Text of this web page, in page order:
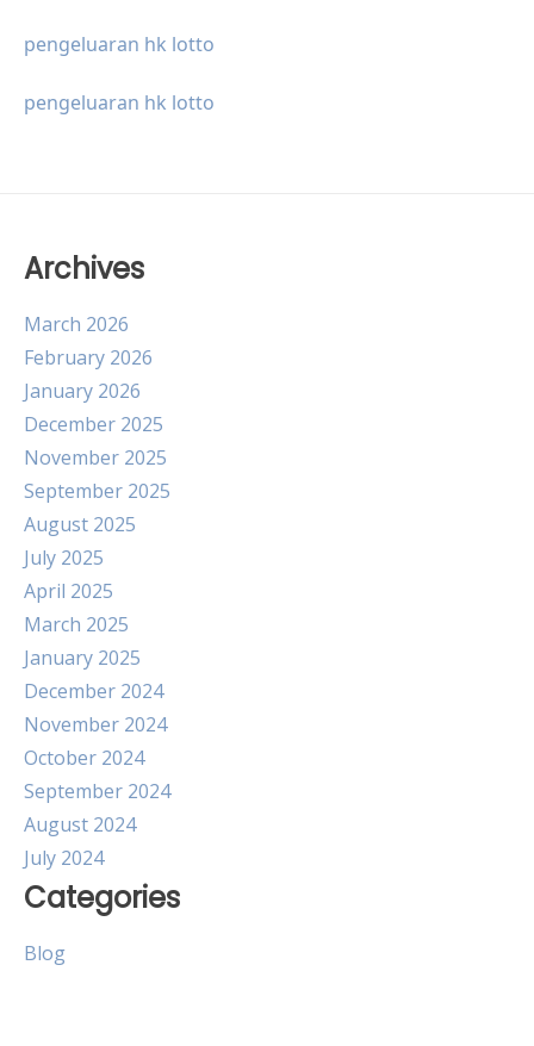
pengeluaran hk lotto
pengeluaran hk lotto
Archives
March 2026
February 2026
January 2026
December 2025
November 2025
September 2025
August 2025
July 2025
April 2025
March 2025
January 2025
December 2024
November 2024
October 2024
September 2024
August 2024
July 2024
Categories
Blog